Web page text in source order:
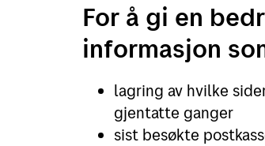
For å gi en
informasjon
lagring av hvilke
gjentatte ganger
sist besøkte